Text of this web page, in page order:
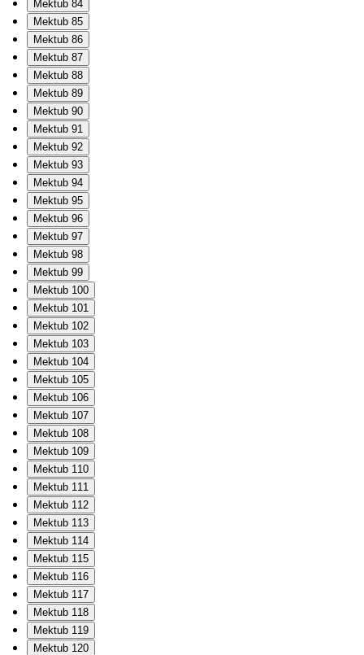
Mektub 84
Mektub 85
Mektub 86
Mektub 87
Mektub 88
Mektub 89
Mektub 90
Mektub 91
Mektub 92
Mektub 93
Mektub 94
Mektub 95
Mektub 96
Mektub 97
Mektub 98
Mektub 99
Mektub 100
Mektub 101
Mektub 102
Mektub 103
Mektub 104
Mektub 105
Mektub 106
Mektub 107
Mektub 108
Mektub 109
Mektub 110
Mektub 111
Mektub 112
Mektub 113
Mektub 114
Mektub 115
Mektub 116
Mektub 117
Mektub 118
Mektub 119
Mektub 120